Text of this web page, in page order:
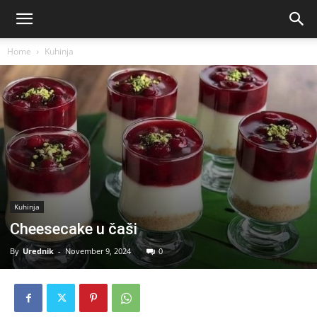
Home Kuhinja
Kuhinja
Cheesecake u čaši
By Urednik - November 9, 2024 0